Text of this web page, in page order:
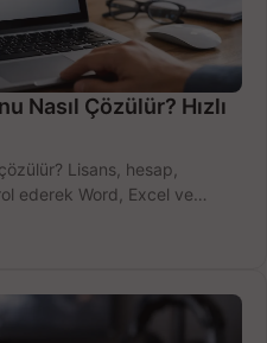
Nasıl Çözülür? Hızlı
Lisans, hesap,
ederek Word, Excel ve